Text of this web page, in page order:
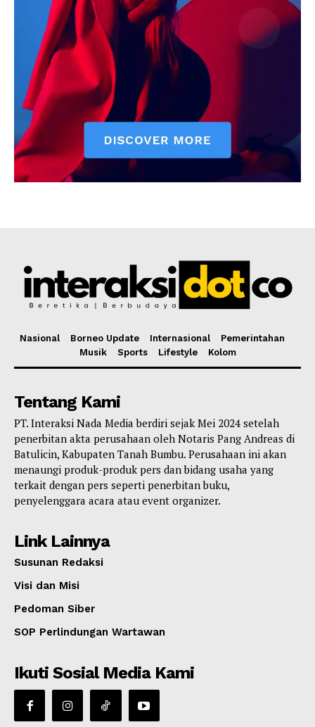
Nasional Borneo Update Internasional
Pemerintahan
Musik
Sports Lifestyle Kolom
Tentang Kami
PT. Interaksi Nada Media berdiri sejak Mei 2024 setelah
penerbitan akta perusahaan oleh Notaris Pang Andreas di
Batulicin, Kabupaten Tanah Bumbu. Perusahaan ini akan
menaungi produk-produk pers dan bidang usaha yang
terkait dengan pers seperti penerbitan buku,
penyelenggara acara atau event organizer.
Link Lainnya
Susunan Redaksi
Visi dan Misi
Pedoman Siber
SOP Perlindungan Wartawan
Ikuti Sosial Media Kami